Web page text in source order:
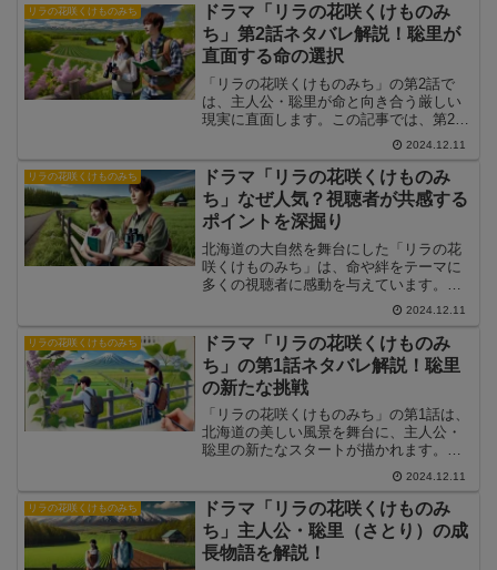
ぞれが演じる役柄を詳しく解説します。
リラの花咲くけものみち
ドラマ「リラの花咲くけものみ
ち」第2話ネタバレ解説！聡里が
直面する命の選択
「リラの花咲くけものみち」の第2話で
は、主人公・聡里が命と向き合う厳しい
現実に直面します。この記事では、第2話
のあらすじやネタバレ、感動的なシーン
2024.12.11
リラの花咲くけものみち
ドラマ「リラの花咲くけものみ
ち」なぜ人気？視聴者が共感する
ポイントを深掘り
北海道の大自然を舞台にした「リラの花
咲くけものみち」は、命や絆をテーマに
多くの視聴者に感動を与えています。こ
の記事では、なぜこのドラマが多くの共
感を呼ぶのか、その理由や魅力を深掘り
します。主人公の成長や命の選択に向き
合うストーリーに込められたメッセージ
を紐解きます。
2024.12.11
リラの花咲くけものみち
ドラマ「リラの花咲くけものみ
ち」の第1話ネタバレ解説！聡里
の新たな挑戦
「リラの花咲くけものみち」の第1話は、
北海道の美しい風景を舞台に、主人公・
聡里の新たなスタートが描かれます。こ
の記事では、第1話のあらすじやネタバ
レ、注目のシーンを詳しく解説します。
2024.12.11
リラの花咲くけものみち
ドラマ「リラの花咲くけものみ
ち」主人公・聡里（さとり）の成
長物語を解説！